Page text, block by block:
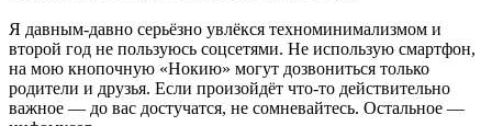
Я давным-давно серьёзно увлёкся техноминимализмом и
второй год не пользуюсь соцсетями. Не использую смартфон,
на мою кнопочную «Нокию» могут дозвониться только
родители и друзья. Если произойдёт что-то действительно
важное — до вас достучатся, не сомневайтесь. Остальное —